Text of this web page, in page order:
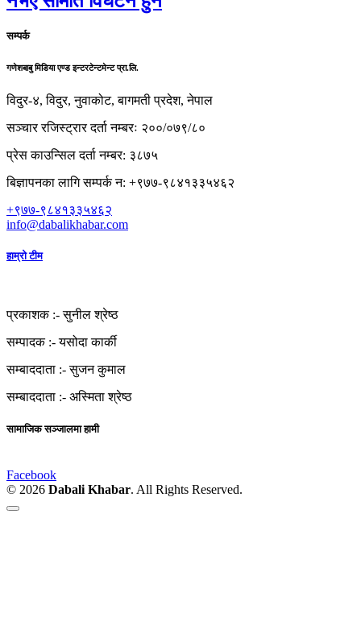
सम्पर्क
गणेशबाबु मिडिया एण्ड इन्टरटेन्टमेन्ट प्रा.लि.
विदुर-४, विदुर, नुवाकोट, बागमती प्रदेश, नेपाल
सञ्चार रजिस्ट्रार दर्ता नम्बरः २००/०७९/८०
प्रेस काउन्सिल दर्ता नम्बर: ३८७५
बिज्ञापनका लागि सम्पर्क न: +९७७-९८४१३३५४६२
+९७७-९८४१३३५४६२
info@dabalikhabar.com
हाम्रो टीम
प्रकाशक :-सुनील श्रेष्ठ
सम्पादक :-यसोदा कार्की
सम्बाददाता :-सुजन कुमाल
सम्बाददाता :- अस्मिता श्रेष्ठ
सामाजिक सञ्जालमा हामी
Facebook
© 2026 Dabali Khabar. All Rights Reserved.